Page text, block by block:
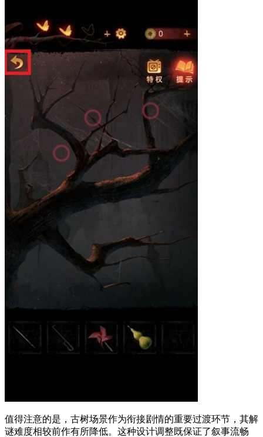
值得注意的是，古树场景作为衔接剧情的重要过渡环节，其解
谜难度相较前作有所降低。这种设计调整既保证了叙事流畅